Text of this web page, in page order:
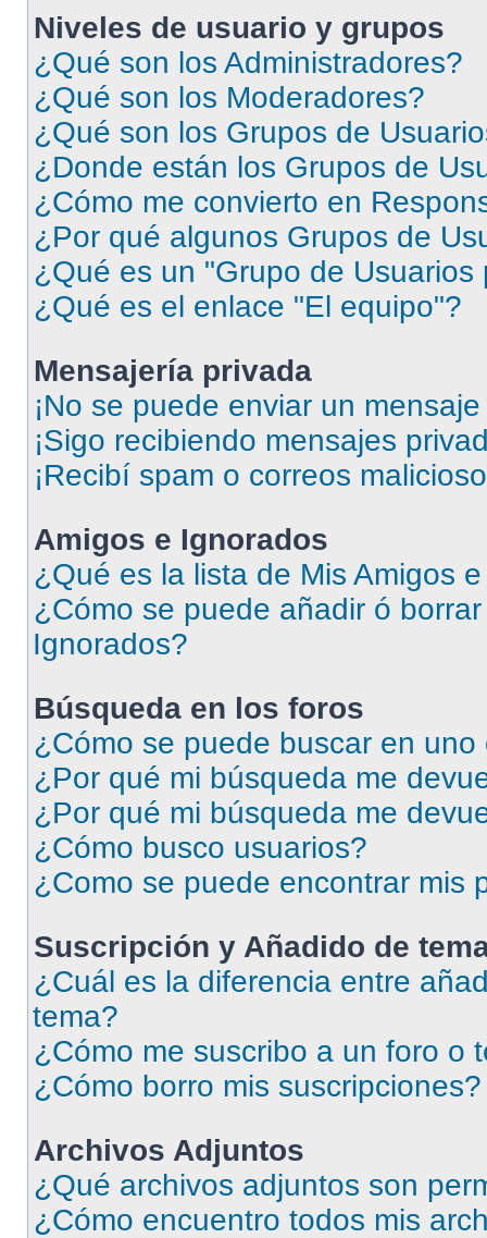
Niveles de usuario y grupos
¿Qué son los Administradores?
¿Qué son los Moderadores?
¿Qué son los Grupos de
¿Donde están los Grupos de
¿Cómo me convierto en
¿Por qué algunos Grupos de
¿Qué es un "Grupo de Usuarios
¿Qué es el enlace "El equipo"?
Mensajería privada
¡No se puede enviar un
¡Sigo recibiendo mensajes
¡Recibí spam o correos
Amigos e Ignorados
¿Qué es la lista de Mis Amigos
¿Cómo se puede añadir ó
Ignorados?
Búsqueda en los foros
¿Cómo se puede buscar en uno
¿Por qué mi búsqueda me
¿Por qué mi búsqueda me
¿Cómo busco usuarios?
¿Como se puede encontrar mis
Suscripción y Añadido de
¿Cuál es la diferencia entre
tema?
¿Cómo me suscribo a un foro o
¿Cómo borro mis suscripciones?
Archivos Adjuntos
¿Qué archivos adjuntos son
¿Cómo encuentro todos mis